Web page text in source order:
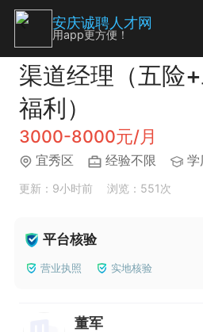
渠道经理（五险
福利）
3000-8000元/月
宜秀区 经验不限 学
更新：9小时前 浏览：551次
平台核验
营业执照 实地核验
董军
安庆诚聘人才网
用app更方便！